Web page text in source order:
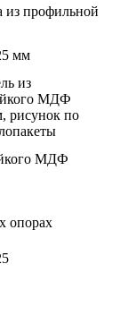
из профильной
мм
из
МДФ
рисунок по
МДФ
опорах